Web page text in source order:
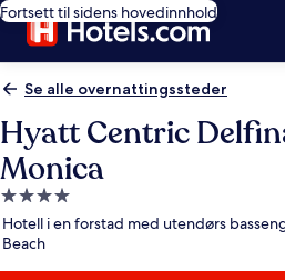
Fortsett til sidens hovedinnhold
Se alle overnattingssteder
Hyatt Centric
Monica
Overnattingssted
med
4.0
stjerner
Hotell i en forstad med utendørs
Beach